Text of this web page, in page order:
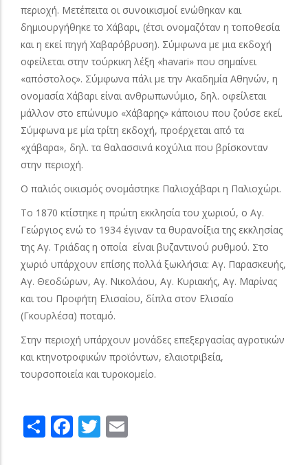
περιοχή. Μετέπειτα οι συνοικισμοί ενώθηκαν και
δημιουργήθηκε το Χάβαρι, (έτσι ονομαζόταν η τοποθεσία
και η εκεί πηγή Χαβαρόβρυση). Σύμφωνα με μια εκδοχή
οφείλεται στην τούρκικη λέξη «havari» που σημαίνει
«απόστολος». Σύμφωνα πάλι με την Ακαδημία Αθηνών, η
ονομασία Χάβαρι είναι ανθρωπωνύμιο, δηλ. οφείλεται
μάλλον στο επώνυμο «Χάβαρης» κάποιου που ζούσε εκεί.
Σύμφωνα με μία τρίτη εκδοχή, προέρχεται από τα
«χάβαρα», δηλ. τα θαλασσινά κοχύλια που βρίσκονταν
στην περιοχή.
Ο παλιός οικισμός ονομάστηκε Παλιοχάβαρι η Παλιοχώρι.
Το 1870 κτίστηκε η πρώτη εκκλησία του χωριού, ο Αγ.
Γεώργιος ενώ το 1934 έγιναν τα θυρανοίξια της εκκλησίας
της Αγ. Τριάδας η οποία είναι βυζαντινού ρυθμού. Στο
χωριό υπάρχουν επίσης πολλά ξωκλήσια: Αγ. Παρασκευής,
Αγ. Θεοδώρων, Αγ. Νικολάου, Αγ. Κυριακής, Αγ. Μαρίνας
και του Προφήτη Ελισαίου, δίπλα στον Ελισαίο
(Γκουρλέσα) ποταμό.
Στην περιοχή υπάρχουν μονάδες επεξεργασίας αγροτικών
και κτηνοτροφικών προϊόντων, ελαιοτριβεία,
τουρσοποιεία και τυροκομείο.
ShareFacebook
Twitter